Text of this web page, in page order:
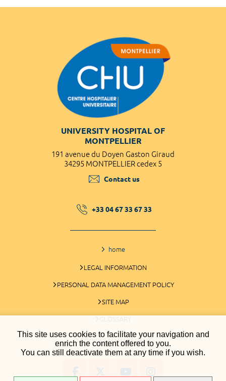
This site uses cookies to facilitate your navigation and
enrich the content offered to you.
You can still deactivate them at any time if you wish.
UNIVERSITY HOSPITAL OF
MONTPELLIER
191 avenue du Doyen Gaston Giraud
34295 MONTPELLIER cedex 5
Contact us
+33 04 67 33 67 33
home
LEGAL INFORMATION
PERSONAL DATA MANAGEMENT POLICY
SITE MAP
GLOSSARY
COOKIES MANAGEMENT